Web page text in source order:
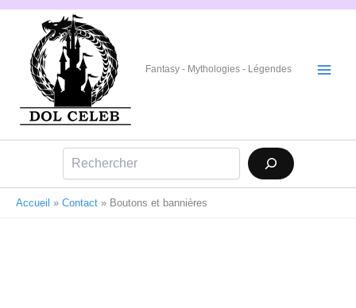
Aller
Fantasy - Mythologies - Légendes
Accueil » Contact » Boutons et bannières